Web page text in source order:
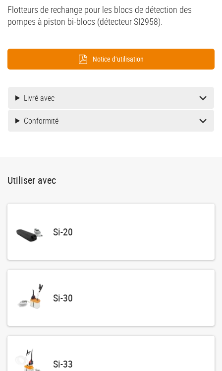
Flotteurs de rechange pour les blocs de détection des
pompes à piston bi-blocs (détecteur SI2958).
Notice d’utilisation
Livré avec
Conformité
Utiliser avec
Si-20
Si-30
Si-33